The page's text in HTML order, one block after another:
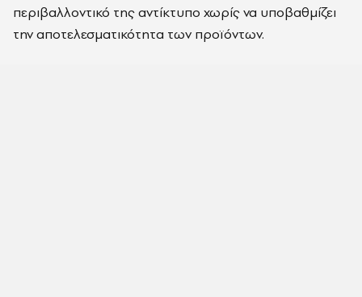
περιβαλλοντικό της αντίκτυπο χωρίς να υποβαθμίζει
την αποτελεσματικότητα των προϊόντων.